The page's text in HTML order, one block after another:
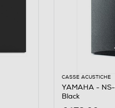
CASSE ACUSTICHE
YAMAHA -
Black